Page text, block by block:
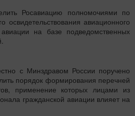
Росавиацию полномочиями по
освидетельствования авиационного
на базе подведомственных
с Минздравом России поручено
порядок формирования перечней
применение которых лицами из
гражданской авиации влияет на